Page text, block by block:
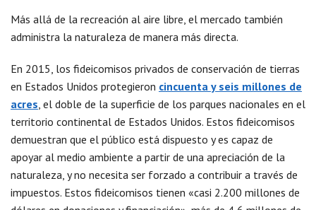
Más allá de la recreación al aire libre, el mercado también
administra la naturaleza de manera más directa.
En 2015, los fideicomisos privados de conservación de tierras
en Estados Unidos protegieron cincuenta y seis millones de
acres, el doble de la superficie de los parques nacionales en el
territorio continental de Estados Unidos. Estos fideicomisos
demuestran que el público está dispuesto y es capaz de
apoyar al medio ambiente a partir de una apreciación de la
naturaleza, y no necesita ser forzado a contribuir a través de
impuestos. Estos fideicomisos tienen «casi 2.200 millones de